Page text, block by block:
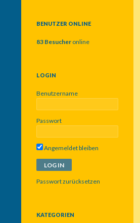
e
n
:
BENUTZER ONLINE
83 Besucher online
LOGIN
Benutzername
Passwort
Angemeldet bleiben
Passwort zurücksetzen
KATEGORIEN